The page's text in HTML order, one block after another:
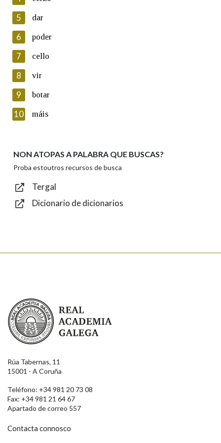
Lin e acepto as condicións da política de
Introduce o código que aparece na imaxe:
Texto de verificación
Enviar
5 dar
6 poder
7 cello
8 vir
9 botar
10 máis
NON ATOPAS A PALABRA QUE BUSCAS?
Proba estoutros recursos de busca
Tergal
Dicionario de dicionarios
Real Academia Galega
Rúa Tabernas, 11
15001 - A Coruña
Teléfono: +34 981 20 73 08
Fax: +34 981 21 64 67
Apartado de correo 557
Contacta connosco